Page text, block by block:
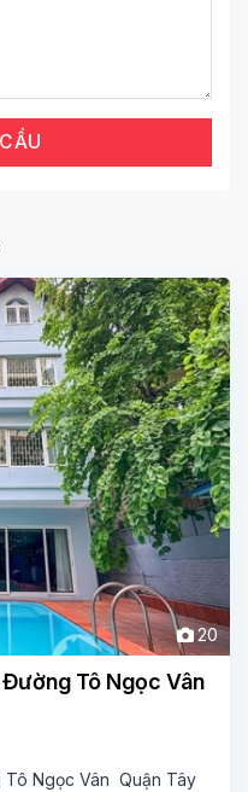
20
Tô Ngọc Vân
Ngọc Vân Quận Tây